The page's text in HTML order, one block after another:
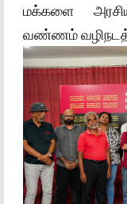
மக்களை
வண்ணம்